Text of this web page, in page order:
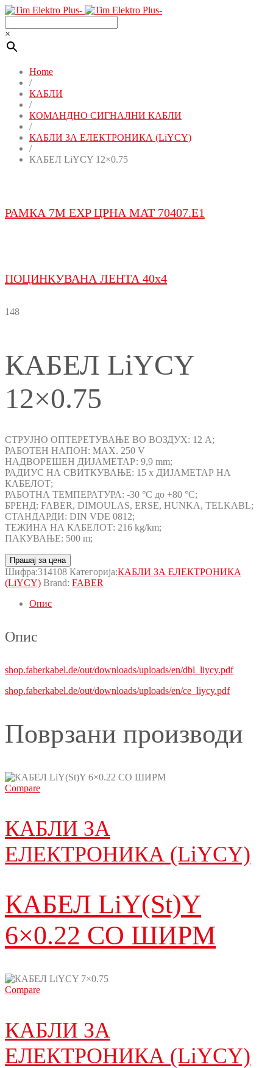
×
Home
/
КАБЛИ
/
КОМАНДНО СИГНАЛНИ КАБЛИ
/
КАБЛИ ЗА ЕЛЕКТРОНИКА (LiYCY)
/
КАБЕЛ LiYCY 12×0.75
РАМКА 7M EXP ЦРНА МАТ 70407.E1
ПОЦИНКУВАНА ЛЕНТА 40x4
148
КАБЕЛ LiYCY
12×0.75
СТРУЈНО ОПТЕРЕТУВАЊЕ ВО ВОЗДУХ: 12 A;
РАБОТЕН НАПОН: MAX. 250 V
НАДВОРЕШЕН ДИЈАМЕТАР: 9,9 mm;
РАДИУС НА СВИТКУВАЊЕ: 15 x ДИЈАМЕТАР НА
КАБЕЛОТ;
РАБОТНА ТЕМПЕРАТУРА: -30 °C до +80 °C;
БРЕНД: FABER, DIMOULAS, ERSE, HUNKA, TELKABL;
СТАНДАРДИ: DIN VDE 0812;
ТЕЖИНА НА КАБЕЛОТ: 216 kg/km;
ПАКУВАЊЕ: 500 m;
Прашај за цена
Шифра:314108 Категорија:КАБЛИ ЗА ЕЛЕКТРОНИКА
(LiYCY) Brand: FABER
Опис
Опис
shop.faberkabel.de/out/downloads/uploads/en/dbl_liycy.pdf
shop.faberkabel.de/out/downloads/uploads/en/ce_liycy.pdf
Поврзани производи
Compare
КАБЛИ ЗА
ЕЛЕКТРОНИКА (LiYCY)
КАБЕЛ LiY(St)Y
6×0.22 СО ШИРМ
Compare
КАБЛИ ЗА
ЕЛЕКТРОНИКА (LiYCY)